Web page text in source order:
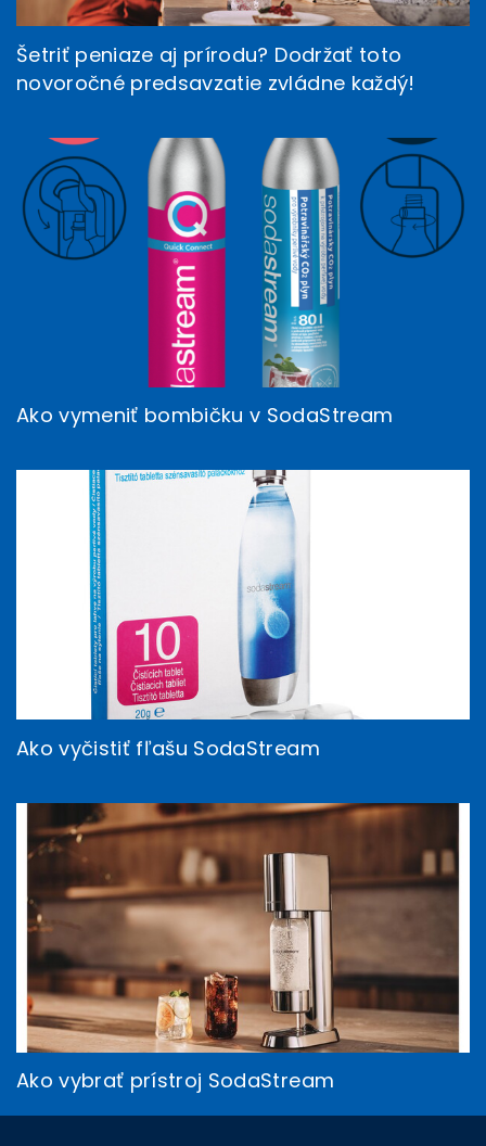
Šetriť peniaze aj prírodu? Dodržať toto
novoročné predsavzatie zvládne každý!
Ako vymeniť bombičku v SodaStream
Ako vyčistiť fľašu SodaStream
Ako vybrať prístroj SodaStream